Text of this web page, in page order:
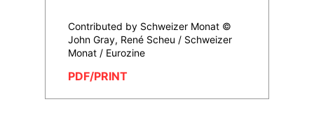
Contributed by Schweizer Monat ©
John Gray, René Scheu / Schweizer
Monat / Eurozine
PDF/PRINT